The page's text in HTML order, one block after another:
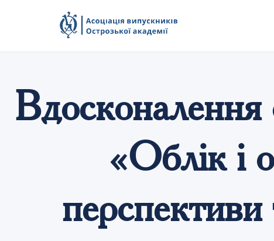
Вдосконалення
«Облік і
перспективи